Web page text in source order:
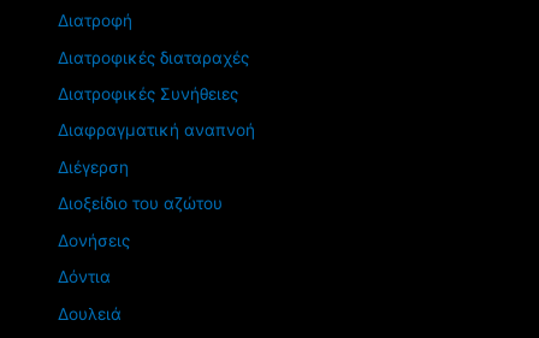
Διατροφή
Διατροφικές διαταραχές
Διατροφικές Συνήθειες
Διαφραγματική αναπνοή
Διέγερση
Διοξείδιο του αζώτου
Δονήσεις
Δόντια
Δουλειά